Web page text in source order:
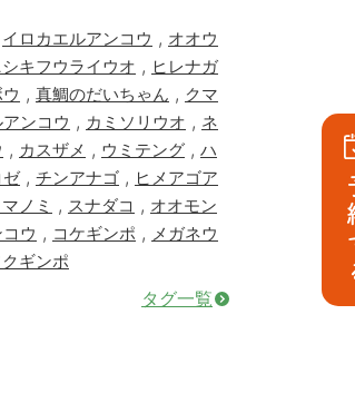
イロカエルアンコウ , オオウ
キフウライウオ , ヒレナガ
, 真鯛のだいちゃん , クマ
ンコウ , カミソリウオ , ネ
, カスザメ , ウミテング , ハ
ゼ, チンアナゴ , ヒメアゴア
ノミ , スナダコ , オオモン
ウ , コケギンポ , メガネウ
ギンポ
タグ一覧